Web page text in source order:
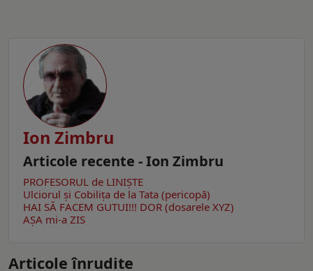
Ion Zimbru
Articole recente - Ion Zimbru
PROFESORUL de LINIȘTE
Ulciorul şi Cobiliţa de la Tata (pericopă)
HAI SĂ FACEM GUTUI!!! DOR (dosarele XYZ)
AŞA mi-a ZIS
Articole înrudite